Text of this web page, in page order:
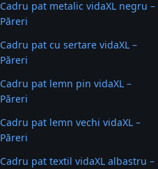
Cadru pat metalic vidaXL negru –
Păreri
Cadru pat cu sertare vidaXL –
Păreri
Cadru pat lemn pin vidaXL –
Păreri
Cadru pat lemn vechi vidaXL –
Păreri
Cadru pat textil vidaXL albastru –